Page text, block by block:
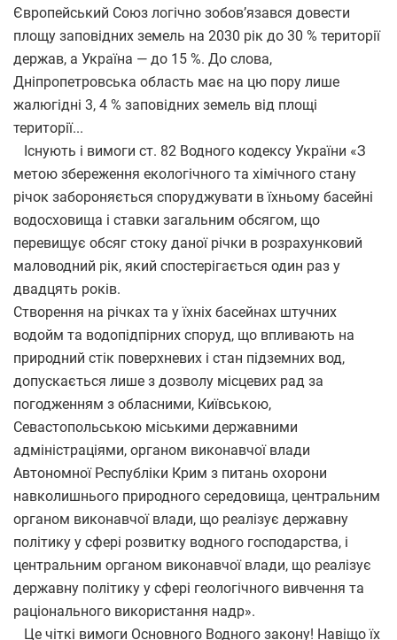
Європейський Союз логічно зобов’язався довести
площу заповідних земель на 2030 рік до 30 % території
держав, а Україна — до 15 %. До слова,
Дніпропетровська область має на цю пору лише
жалюгідні 3, 4 % заповідних земель від площі
території...
Існують і вимоги ст. 82 Водного кодексу України «З
метою збереження екологічного та хімічного стану
річок забороняється споруджувати в їхньому басейні
водосховища і ставки загальним обсягом, що
перевищує обсяг стоку даної річки в розрахунковий
маловодний рік, який спостерігається один раз у
двадцять років.
Створення на річках та у їхніх басейнах штучних
водойм та водопідпірних споруд, що впливають на
природний стік поверхневих і стан підземних вод,
допускається лише з дозволу місцевих рад за
погодженням з обласними, Київською,
Севастопольською міськими державними
адміністраціями, органом виконавчої влади
Автономної Республіки Крим з питань охорони
навколишнього природного середовища, центральним
органом виконавчої влади, що реалізує державну
політику у сфері розвитку водного господарства, і
центральним органом виконавчої влади, що реалізує
державну політику у сфері геологічного вивчення та
раціонального використання надр».
Це чіткі вимоги Основного Водного закону! Навіщо їх